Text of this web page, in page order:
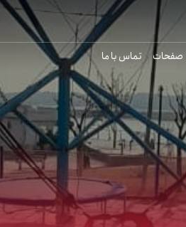
صفحات تماس با ما